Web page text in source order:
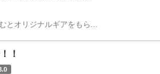
とオリジナルギアをもら...
！